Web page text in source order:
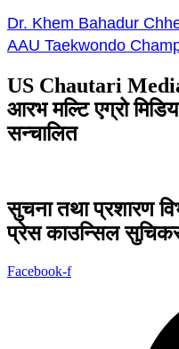
Dr. Khem Bahadur
AAU Taekwondo
US Chautari
आरभ मल्टि एग्रो
सन्चालित
सुचना तथा प्रशारण
प्रेस काउन्सिल
Facebook-f